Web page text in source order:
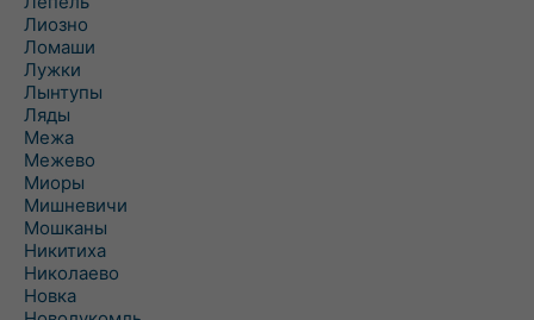
Лиозно
Ломаши
Лужки
Лынтупы
Ляды
Межа
Межево
Миоры
Мишневичи
Мошканы
Никитиха
Николаево
Новка